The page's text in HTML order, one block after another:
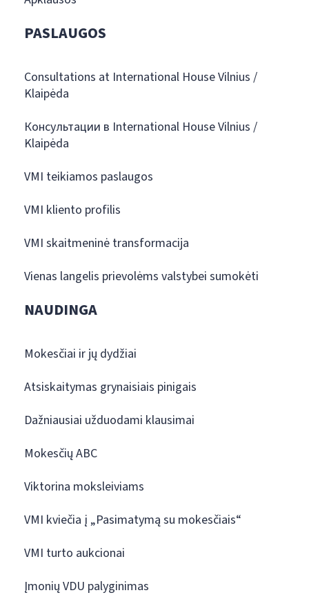
PASLAUGOS
Consultations at International House Vilnius /
Klaipėda
Консультации в International House Vilnius /
Klaipėda
VMI teikiamos paslaugos
VMI kliento profilis
VMI skaitmeninė transformacija
Vienas langelis prievolėms valstybei sumokėti
NAUDINGA
Mokesčiai ir jų dydžiai
Atsiskaitymas grynaisiais pinigais
Dažniausiai užduodami klausimai
Mokesčių ABC
Viktorina moksleiviams
VMI kviečia į „Pasimatymą su mokesčiais“
VMI turto aukcionai
Įmonių VDU palyginimas